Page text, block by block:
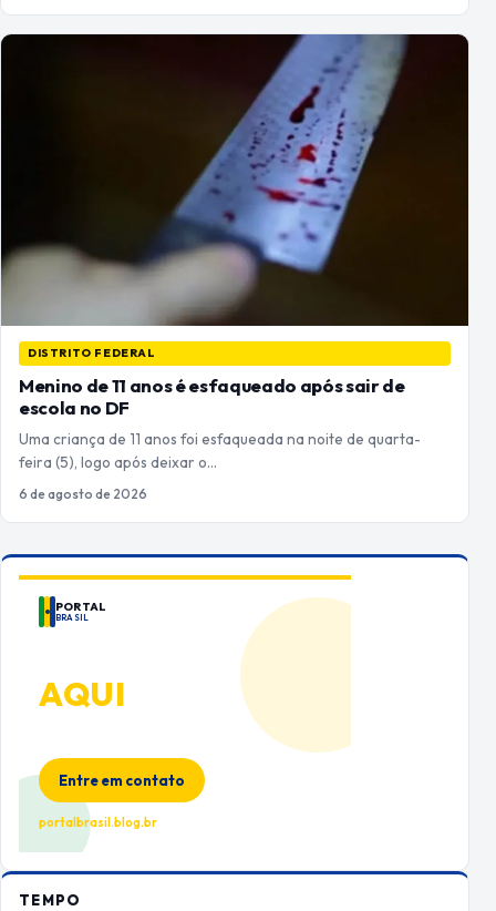
DISTRITO FEDERAL
Menino de 11 anos é esfaqueado após sair de
escola no DF
Uma criança de 11 anos foi esfaqueada na noite de quarta-
feira (5), logo após deixar o…
6 de agosto de 2026
PORTAL
BRASIL
AQUI
Entre em contato
portalbrasil.blog.br
TEMPO